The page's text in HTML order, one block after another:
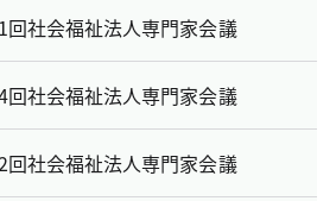
社会福祉法人専門家会議
社会福祉法人専門家会議
社会福祉法人専門家会議